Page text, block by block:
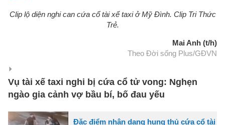
Clip lộ diện nghi can cứa cổ tài xế taxi ở Mỹ Đình. Clip Tri Thức
Trẻ.
Mai Anh (t/h)
Theo Đời sống Plus/GĐVN
Vụ tài xế taxi nghi bị cứa cổ tử vong: Nghẹn
ngào gia cảnh vợ bầu bí, bố đau yếu
Đặc điểm nhận dạng hung thủ cứa cổ tài